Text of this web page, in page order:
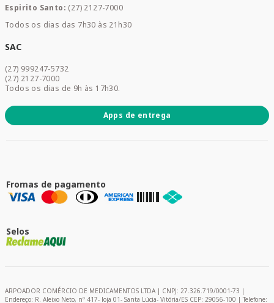
Mamães e Bebê
Dermocosméticos
Promoções
Espirito Santo: (27) 2127-7000
Todos os dias das 7h30 às 21h30
SAC
(27) 999247-5732
(27) 2127-7000
Todos os dias de 9h às 17h30.
Apps de entrega
Fromas de pagamento
Selos
ARPOADOR COMÉRCIO DE MEDICAMENTOS LTDA | CNPJ: 27.326.719/0001-73 |
Endereço: R. Aleixo Neto, nº 417- loja 01- Santa Lúcia- Vitória/ES CEP: 29056-100 | Telefone: